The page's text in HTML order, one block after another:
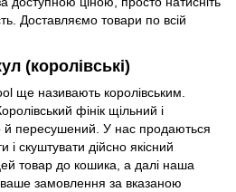
Доставляємо товари по всій
(королівські)
ще називають королівським.
фінік щільний і
й пересушений. У нас продаються
і скуштувати дійсно якісний
товар до кошика, а далі наша
замовлення за вказаною